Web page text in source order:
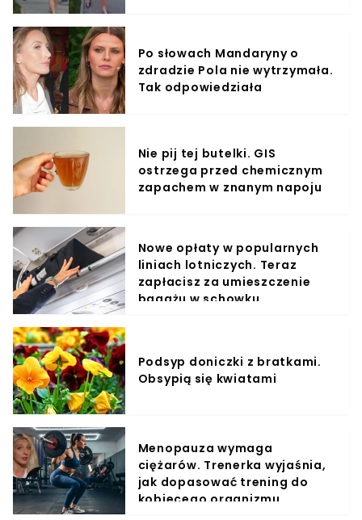
Po słowach Mandaryny o
zdradzie Pola nie wytrzymała.
Tak odpowiedziała
Nie pij tej butelki. GIS
ostrzega przed chemicznym
zapachem w znanym napoju
Nowe opłaty w popularnych
liniach lotniczych. Teraz
zapłacisz za umieszczenie
bagażu w schowku
Podsyp doniczki z bratkami.
Obsypią się kwiatami
Menopauza wymaga
ciężarów. Trenerka wyjaśnia,
jak dopasować trening do
kobiecego organizmu